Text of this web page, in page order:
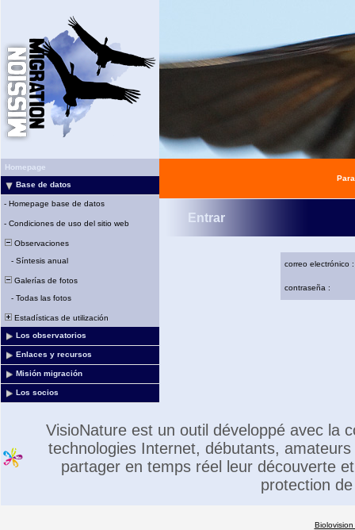
Homepage
Base de datos
- Homepage base de datos
- Condiciones de uso del sitio web
Observaciones
- Síntesis anual
Galerías de fotos
- Todas las fotos
Estadísticas de utilización
Los observatorios
Enlaces y recursos
Misión migración
Los socios
Entrar
correo electrónico :
contraseña :
VisioNature est un outil développé avec la
technologies Internet, débutants,
partager en temps réel leur découverte
protection
Biolovision